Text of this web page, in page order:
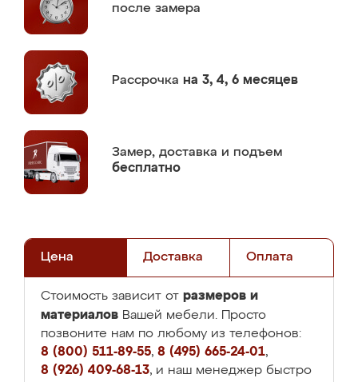
после замера
Рассрочка на 3, 4, 6 месяцев
Замер, доставка и подъем
бесплатно
Цена Доставка Оплата
Стоимость зависит от размеров и
материалов Вашей мебели. Просто
позвоните нам по любому из телефонов:
8 (800) 511-89-55, 8 (495) 665-24-01,
8 (926) 409-68-13, и наш менеджер быстро